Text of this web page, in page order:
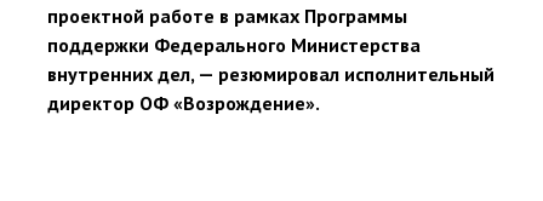
проектной работе в рамках Программы
поддержки Федерального Министерства
внутренних дел, — резюмировал исполнительный
директор ОФ «Возрождение».